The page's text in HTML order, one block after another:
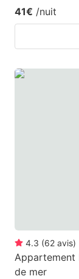
41€ /nuit
4.3 (62 avis)
Appartement
de mer